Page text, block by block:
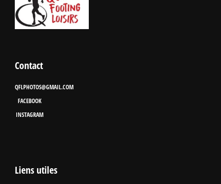
Contact
QFLPHOTOS@GMAIL.COM
FACEBOOK
INSTAGRAM
Liens utiles